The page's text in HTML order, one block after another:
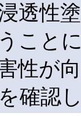
透性
こと
性が
確認